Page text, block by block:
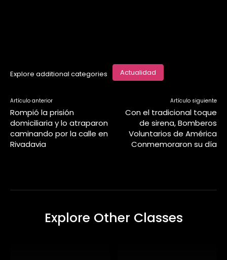
Explore additional categories Actualidad
Artículo anterior
Rompió la prisión
domiciliaria y lo atraparon
caminando por la calle en
Rivadavia
Artículo siguiente
Con el tradicional toque
de sirena, Bomberos
Voluntarios de América
Conmemoraron su día
Explore Other Classes